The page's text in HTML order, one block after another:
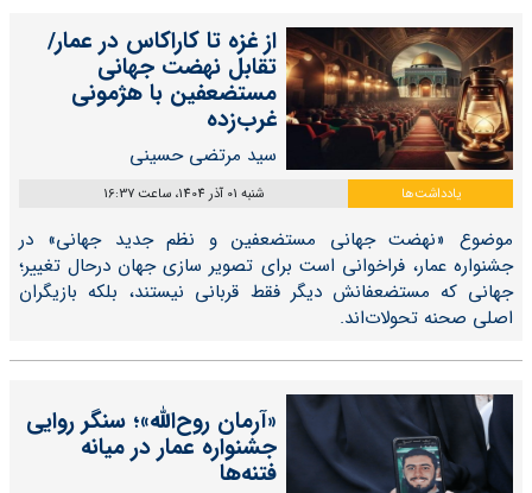
از غزه تا کاراکاس در عمار/
تقابل نهضت جهانی
مستضعفین با هژمونی
غرب‌زده
سید مرتضی حسینی
یادداشت‌ها شنبه 01 آذر 1404، ساعت 16:37
موضوع «نهضت جهانی مستضعفین و نظم جدید جهانی» در
جشنواره عمار، فراخوانی است برای تصویر سازی جهان درحال تغییر؛
جهانی که مستضعفانش دیگر فقط قربانی نیستند، بلکه بازیگران
اصلی صحنه تحولات‌اند.
«آرمان روح‌الله»؛ سنگر روایی
جشنواره عمار در میانه
فتنه‌ها